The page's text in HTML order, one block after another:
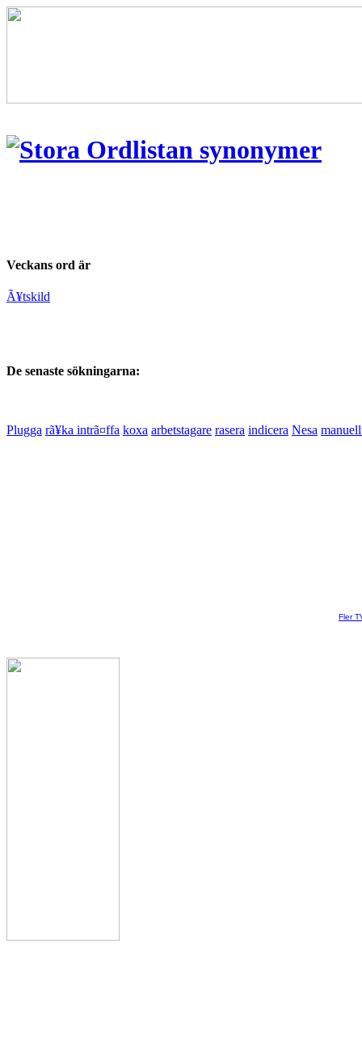
Veckans ord är
Ã¥tskild
De senaste sökningarna:
Plugga rã¥ka intrã¤ffa koxa arbetstagare rasera indicera Nesa
Fler